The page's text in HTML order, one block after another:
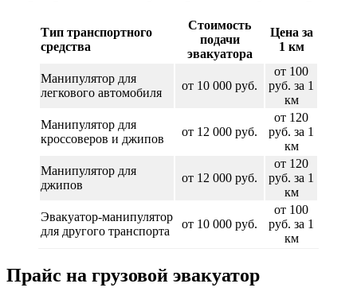
Тип транспортного
средства
Стоимость
подачи
эвакуатора
Цена за
1 км
Манипулятор для
легкового автомобиля
от 10 000 руб.
от 100
руб. за 1
км
Манипулятор для
кроссоверов и джипов
от 12 000 руб.
от 120
руб. за 1
км
Манипулятор для
джипов
от 12 000 руб.
от 120
руб. за 1
км
Эвакуатор-манипулятор
для другого транспорта
от 10 000 руб.
от 100
руб. за 1
км
Прайс на грузовой эвакуатор